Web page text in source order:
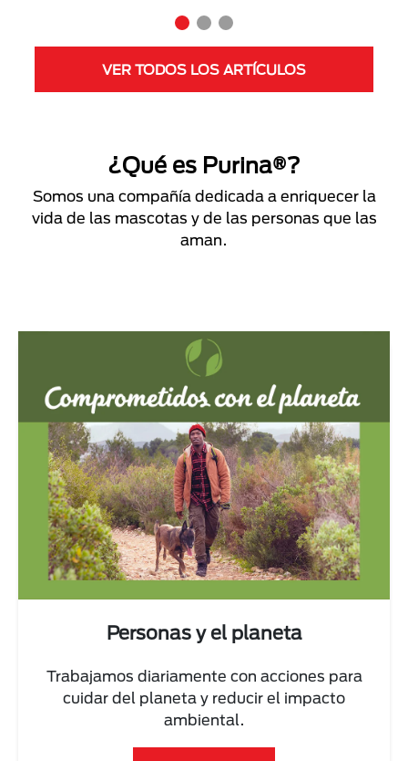
VER TODOS LOS ARTÍCULOS
¿Qué es Purina®?
Somos una compañía dedicada a enriquecer la
vida de las mascotas y de las personas que las
aman.
Personas y el planeta
Trabajamos diariamente con acciones para
cuidar del planeta y reducir el impacto
ambiental.